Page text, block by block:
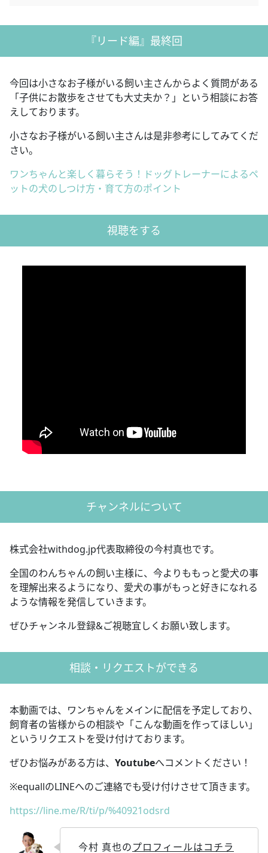
『リード編』最終回
今回は小さなお子様がいる飼い主さんからよく質問がある
「子供にお散歩をさせても大丈夫か？」という相談にお答
えしております。
小さなお子様がいる飼い主さんは是非参考にしてみてくだ
さい。
ワンちゃんと楽しく暮らそう！ドッグトレーナーによるペ
ットの犬のしつけ方・育て方のポイント
視聴をする
チャンネルについて
株式会社withdog.jp代表取締役の今村真也です。
全国のわんちゃんの飼い主様に、今よりももっと愛犬の事
を理解出来るようになり、愛犬の事がもっと好きになれる
ような情報を発信していきます。
ぜひチャンネル登録&ご視聴宜しくお願い致します。
相談・リクエストができる
本動画では、ワンちゃんをメインに配信を予定しており、
飼育者の皆様からの相談や「こんな動画を作ってほしい」
というリクエストを受け付けております。
ぜひお悩みがある方は、 Youtubeへコメントください！
※equallのLINEへのご連絡でも受け付けさせて頂きます。
https://line.me/R/ti/p/%40921odsrd
今村 真也のプロフィールはコチラ